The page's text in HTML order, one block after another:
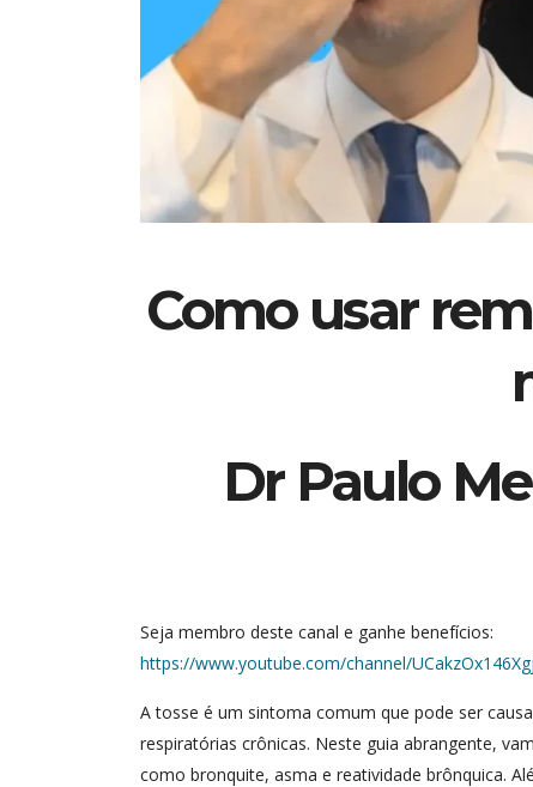
Como usar
Dr Paulo
Seja membro deste canal e ganhe benefícios:
https://www.youtube.com/channel/
A tosse é um sintoma comum que pode ser
respiratórias crônicas. Neste guia abrangente,
como bronquite, asma e reatividade brônquica.